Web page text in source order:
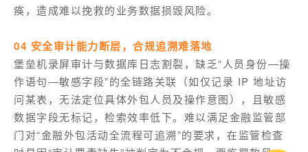
痪，造成难以挽救的业务数据损毁风险。
04 安全审计能力断层，合规追溯难落地
堡垒机录屏审计与数据库日志割裂，缺乏“人员身份—操
作语句—敏感字段”的全链路关联（如仅记录 IP 地址访
问某表，无法定位具体外包人员及操作意图），且敏感
数据字段无标记，检索效率低下。难以满足金融监管部
门对“金融外包活动全流程可追溯”的要求，在监管检查